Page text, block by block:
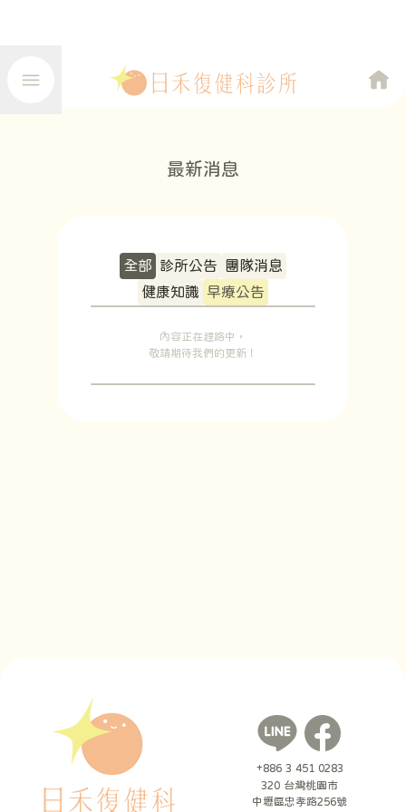
最新消息
全部 診所公告 團隊消息
健康知識 早療公告
內容正在趕路中，
敬請期待我們的更新！
+886 3 451 0283
320 台灣桃園市
中壢區忠孝路256號